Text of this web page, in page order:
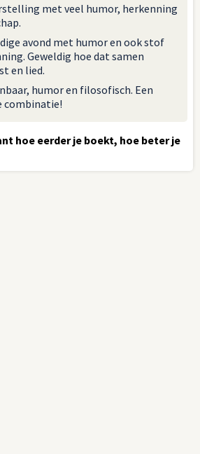
met veel humor, herkenning
avond met humor en ook stof
Geweldig hoe dat samen
en lied.
humor en filosofisch. Een
combinatie!
hoe eerder je boekt, hoe beter je